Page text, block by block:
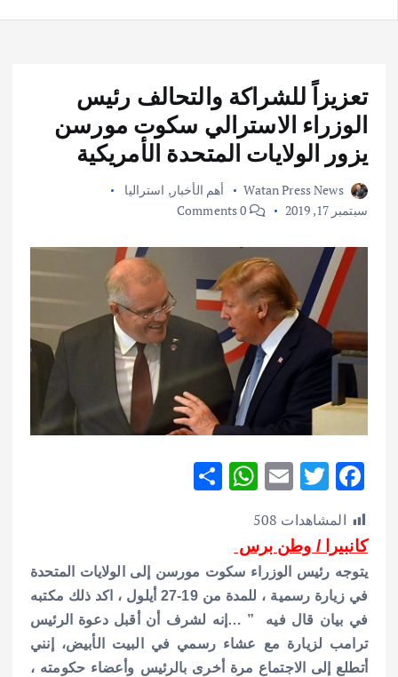
تعزيزاً للشراكة والتحالف رئيس
الوزراء الاسترالي سكوت مورسن
يزور الولايات المتحدة الأمريكية
Watan Press News أهم الأخبار, استراليا
سبتمبر 17, 2019
F
ac
e
b
o
o
k
T
w
it
te
r
E
m
ai
l
W
s
A
p
p
e
المشاهدات 508
كانبيرا / وطن برس
يتوجه رئيس الوزراء سكوت مورسن إلى الولايات المتحدة
في زيارة رسمية ، للمدة من 19-27 أيلول ، اكد ذلك مكتبه
في بيان قال فيه ” …إنه لشرف أن أقبل دعوة الرئيس
ترامب لزيارة مع عشاء رسمي في البيت الأبيض، إنني
أتطلع إلى الاجتماع مرة أخرى بالرئيس وأعضاء حكومته ،